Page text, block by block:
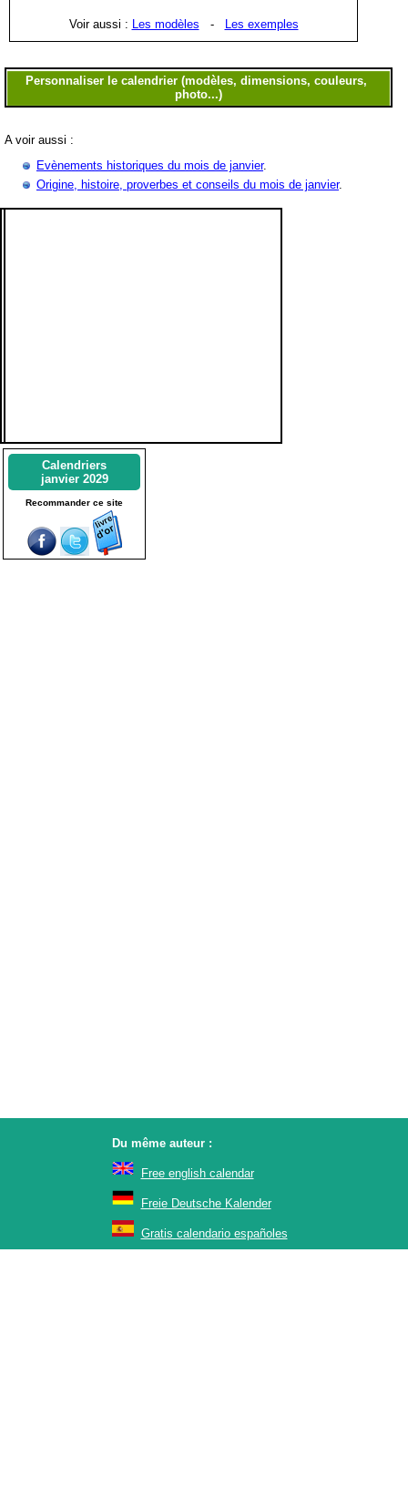
Voir aussi : Les modèles - Les exemples
A voir aussi :
Evènements historiques du mois de janvier.
Origine, histoire, proverbes et conseils du mois de janvier.
Calendriers
janvier 2029
Recommander ce site
Du même auteur :
Free english calendar
Freie Deutsche Kalender
Gratis calendario españoles